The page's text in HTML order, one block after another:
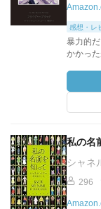
感想・レ
暴力的
かかっ
私の名
シャネ
296